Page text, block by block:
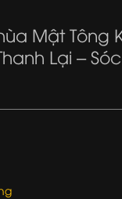
Mật Tông
Lại –